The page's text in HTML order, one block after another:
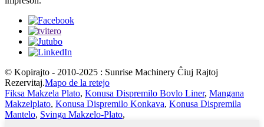
© Kopirajto - 2010-2025 : Sunrise Machinery Ĉiuj Rajtoj
Rezervitaj.Mapo de la retejo
Fiksa Makzela Plato, Konusa Dispremilo Bovlo Liner, Mangana
Makzelplato, Konusa Dispremilo Konkava, Konusa Dispremila
Mantelo, Svinga Makzelo-Plato,